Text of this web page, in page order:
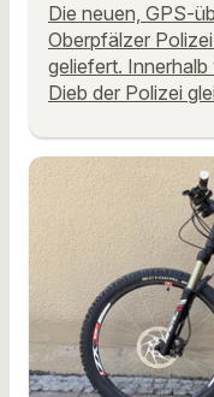
Die neuen, GPS-
Oberpfälzer
geliefert.
Dieb der Polizei